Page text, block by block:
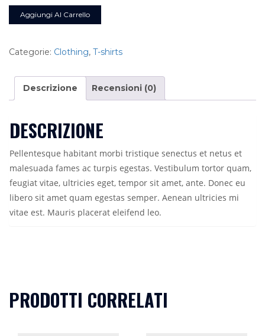
quantità
Aggiungi Al Carrello
Categorie: Clothing, T-shirts
Descrizione Recensioni (0)
DESCRIZIONE
Pellentesque habitant morbi tristique senectus et netus et
malesuada fames ac turpis egestas. Vestibulum tortor quam,
feugiat vitae, ultricies eget, tempor sit amet, ante. Donec eu
libero sit amet quam egestas semper. Aenean ultricies mi
vitae est. Mauris placerat eleifend leo.
PRODOTTI CORRELATI